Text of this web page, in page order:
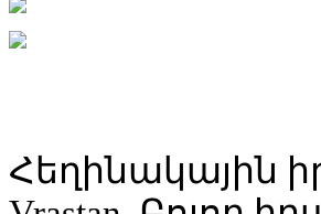
Հեղինակային